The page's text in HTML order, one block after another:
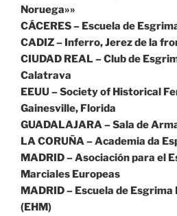
Noruega»»
CÁCERES – Escuela de
CADIZ – Inferro, Jerez de la
CIUDAD REAL – Club de
Calatrava
EEUU – Society of Historical
Gainesville, Florida
GUADALAJARA – Sala de
LA CORUÑA – Academia da
MADRID – Asociación para el
Marciales Europeas
MADRID – Escuela de
(EHM)